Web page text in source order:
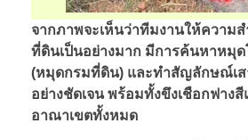
จากภาพจะเห็นว่าทีมงานให้ความ
ที่ดินเป็นอย่างมาก มีการค้นหาหมุ
(หมุดกรมที่ดิน) และทำสัญลักษณ์เส
อย่างชัดเจน พร้อมทั้งขึงเชือกฟาง
อาณาเขตทั้งหมด